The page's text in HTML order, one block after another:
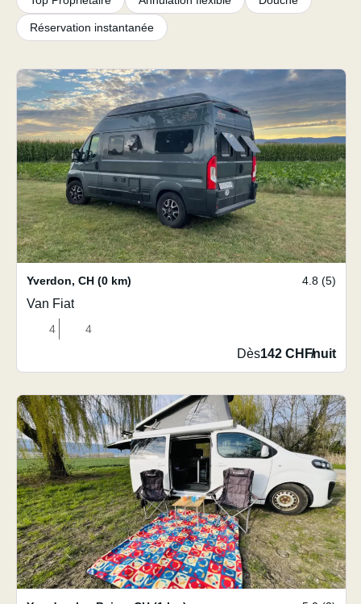
Réservation instantanée
Yverdon, CH (0 km) 4.8 (5)
Van Fiat
4 4
Dès142 CHF/nuit